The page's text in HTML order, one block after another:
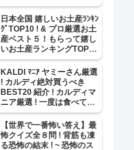
司ネタ【教えてもらう前と
後】
日本全国 嬉しいお土産ﾗﾝｷﾝ
ｸﾞTOP10 ! & プロ厳選お土
産ベスト５！もらって嬉し
いお土産ランキングTOP10
紹介!【よじごじDays】
KALDI ﾏﾆｱ ヤミーさん厳選
! カルディ絶対買うべき
BEST20 紹介 ! カルディマ
ニア厳選 ! 一度は食べて欲
しいBEST20 !【ｻﾀﾃﾞｰﾌﾟﾗ
ｽ】
【世界で一番怖い答え】最
怖クイズ全８問 ! 背筋も凍
る恐怖の結末 ! ~ 恐怖のス